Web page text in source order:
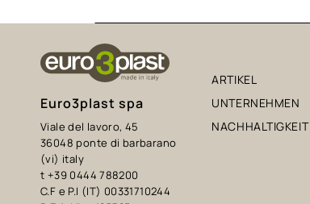
Euro3plast spa
Viale del lavoro, 45
36048 ponte di barbarano
(vi) italy
t +39 0444 788200
C.F e P.I (IT) 00331710244
ARTIKEL
UNTERNEHMEN
NACHHALTIGKEIT